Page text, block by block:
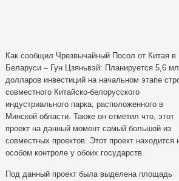
Как сообщил Чрезвычайный Посол от Китая в
Беларуси – Гун Цзяньвэй: Планируется 5,6
долларов инвестиций на начальном этапе
совместного Китайско-белорусского
индустриального парка, расположенного в
Минской области. Также он отметил что, этот
проект на данный момент самый большой из
совместных проектов. Этот проект находится
особом контроле у обоих государств.
Под данный проект была выделена площадь